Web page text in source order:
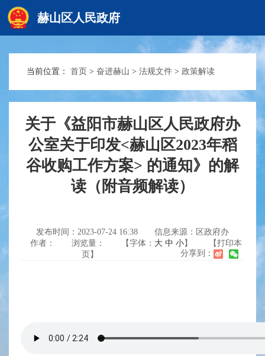
赫山区人民政府
赫山首页
政务要闻
信息公开
当前位置： 首页 > 奋进赫山 > 法规文件 > 政策解读
关于《益阳市赫山区人民政府办
公室关于印发<赫山区2023年稻
谷收购工作方案> 的通知》的解
读（附音频解读）
发布时间：2023-07-24 16:38
信息来源：区政府办
作者：
浏览量： 【字体： 大 中 小】
【打印本
页】
分享到：